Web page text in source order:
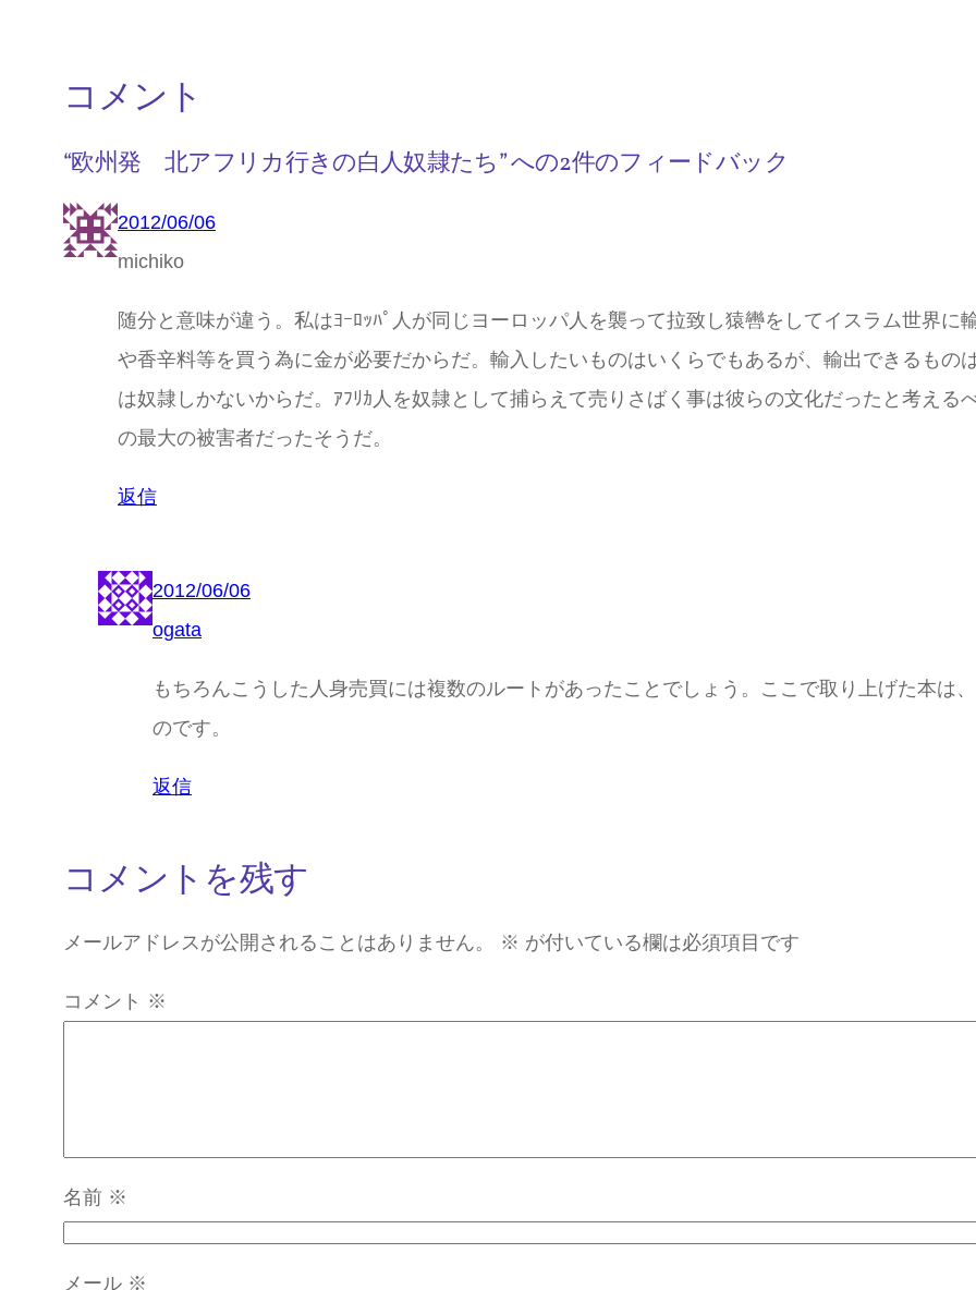
コメント
“欧州発 北アフリカ行きの白人奴隷たち” への2件のフィードバック
2012/06/06
michiko
随分と意味が違う。私はﾖｰﾛｯﾊﾟ人が同じヨーロッパ人を襲って拉致し猿轡をしてイスラム世界
や香辛料等を買う為に金が必要だからだ。輸入したいものはいくらでもあるが、輸出できるもの
は奴隷しかないからだ。ｱﾌﾘｶ人を奴隷として捕らえて売りさばく事は彼らの文化だったと考える
の最大の被害者だったそうだ。
返信
2012/06/06
ogata
もちろんこうした人身売買には複数のルートがあったことでしょう。ここで取り上げた本は
のです。
返信
コメントを残す
メールアドレスが公開されることはありません。 ※ が付いている欄は必須項目です
コメント ※
名前 ※
メール ※